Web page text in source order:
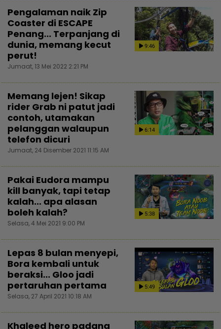
9:46
Pengalaman naik Zip
Coaster di ESCAPE
Penang... Terpanjang di
dunia, memang kecut
perut!
Jumaat, 13 Mei 2022 2:21 PM
6:14
Memang lejen! Sikap
rider Grab ni patut jadi
contoh, utamakan
pelanggan walaupun
telefon dicuri
Jumaat, 24 Disember 2021 11:15 AM
5:38
Pakai Eudora mampu
kill banyak, tapi tetap
kalah... apa alasan
boleh kalah?
Selasa, 4 Mei 2021 9:00 PM
5:49
Lepas 8 bulan menyepi,
Bora kembali untuk
beraksi... Gloo jadi
pertaruhan pertama
Selasa, 27 April 2021 10:18 AM
Khaleed hero padang